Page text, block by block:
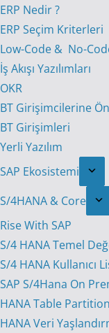
ERP Nedir ?
ERP Seçim Kriterleri
Low-Code & No-
İş Akışı Yazılımları
OKR
BT Girişimcilerine
BT Girişimleri
Yerli Yazılım
SAP Ekosistemi
S/4HANA & Core
Rise With SAP
S/4 HANA Temel
S/4 HANA Kullanıcı
SAP S/4Hana On
HANA Table Partition
HANA Veri